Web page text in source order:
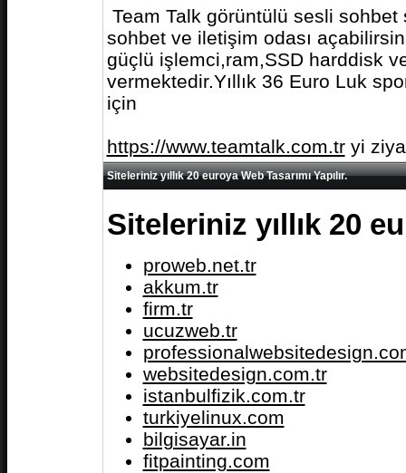
Team Talk görüntülü sesli
sohbet ve iletişim odası
güçlü işlemci,ram,SSD harddisk
vermektedir.Yıllık 36 Euro Luk
için
https://www.teamtalk.com.tryi
Siteleriniz yıllık 20 euroya Web Tasarımı Yapılır.
Siteleriniz yıllık 20
proweb.net.tr
akkum.tr
firm.tr
ucuzweb.tr
websitedesign.com.tr
istanbulfizik.com.tr
turkiyelinux.com
bilgisayar.in
fitpainting.com